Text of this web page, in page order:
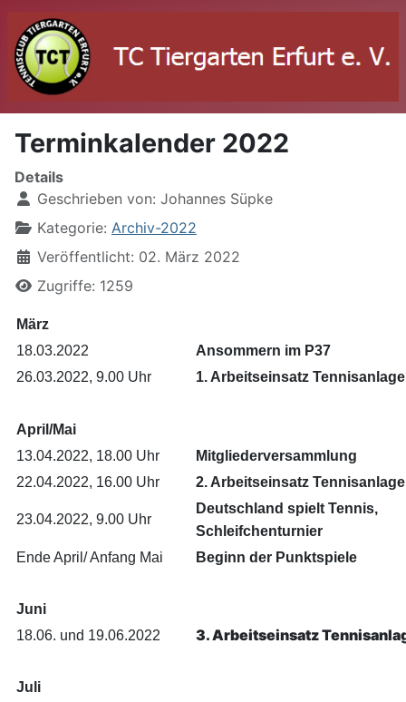
Terminkalender 2022
Details
Geschrieben von: Johannes Süpke
Kategorie: Archiv-2022
Veröffentlicht: 02. März 2022
Zugriffe: 1259
März
18.03.2022
Ansommern im P37
26.03.2022, 9.00 Uhr
1. Arbeitseinsatz Tennisanlage
April/Mai
13.04.2022, 18.00 Uhr
Mitgliederversammlung
22.04.2022, 16.00 Uhr
2. Arbeitseinsatz Tennisanlage
23.04.2022, 9.00 Uhr
Deutschland spielt Tennis,
Schleifchenturnier
Ende April/ Anfang Mai
Beginn der Punktspiele
Juni
18.06. und 19.06.2022
3. Arbeitseinsatz
Juli